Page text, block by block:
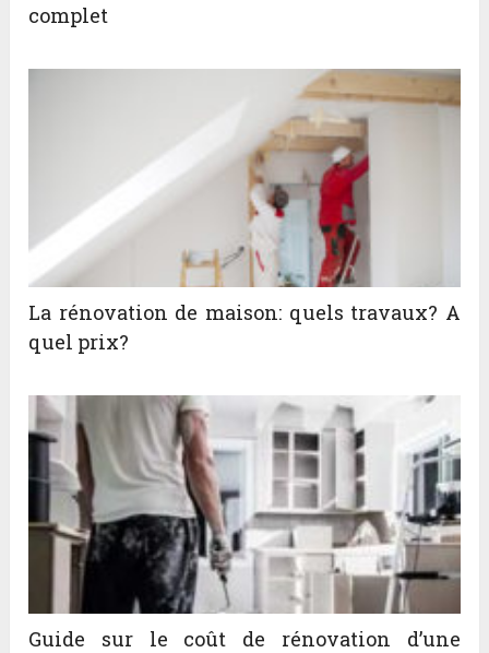
complet
La rénovation de maison: quels travaux? A
quel prix?
Guide sur le coût de rénovation d’une